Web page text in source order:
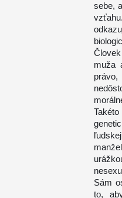
sebe,
muža
Sám
to,